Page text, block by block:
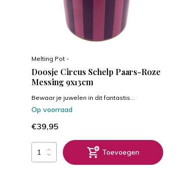
Melting Pot -
Doosje Circus Schelp Paars-Roze
Messing 9x13cm
Bewaar je juwelen in dit fantastis...
Op voorraad
€39,95
Toevoegen